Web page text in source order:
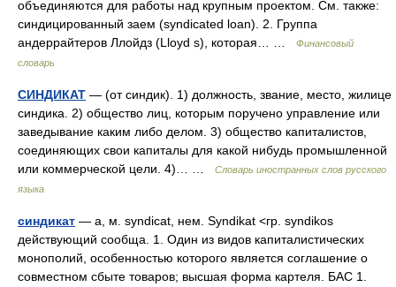
объединяются для работы над крупным проектом. См. также:
синдицированный заем (syndicated loan). 2. Группа
андеррайтеров Ллойдз (Lloyd s), которая… …
Финансовый
словарь
СИНДИКАТ — (от синдик). 1) должность, звание, место, жилице
синдика. 2) общество лиц, которым поручено управление или
заведывание каким либо делом. 3) общество капиталистов,
соединяющих свои капиталы для какой нибудь промышленной
или коммерческой цели. 4)… …
Словарь иностранных слов русского
языка
синдикат — а, м. syndicat, нем. Syndikat <гр. syndikos
действующий сообща. 1. Один из видов капиталистических
монополий, особенностью которого является соглашение о
совместном сбыте товаров; высшая форма картеля. БАС 1.